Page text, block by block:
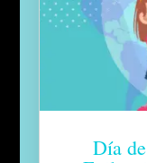
Día